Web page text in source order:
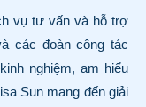
vụ tư vấn và hỗ trợ
các đoàn công tác
nghiệm, am hiểu
Sun mang đến giải